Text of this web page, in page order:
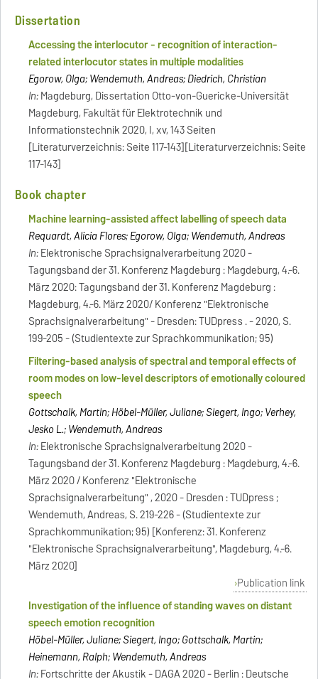
Dissertation
Accessing the interlocutor - recognition of interaction-
related interlocutor states in multiple modalities
Egorow, Olga; Wendemuth, Andreas; Diedrich, Christian
In:Magdeburg, Dissertation Otto-von-Guericke-Universität
Magdeburg, Fakultät für Elektrotechnik und
Informationstechnik 2020, I, xv, 143 Seiten
[Literaturverzeichnis: Seite 117-143][Literaturverzeichnis: Seite
117-143]
Book chapter
Machine learning-assisted affect labelling of speech data
Requardt, Alicia Flores; Egorow, Olga; Wendemuth, Andreas
In:Elektronische Sprachsignalverarbeitung 2020 -
Tagungsband der 31. Konferenz Magdeburg : Magdeburg, 4.-6.
März 2020: Tagungsband der 31. Konferenz Magdeburg :
Magdeburg, 4.-6. März 2020/ Konferenz "Elektronische
Sprachsignalverarbeitung" - Dresden: TUDpress . - 2020, S.
199-205 - (Studientexte zur Sprachkommunikation; 95)
Filtering-based analysis of spectral and temporal effects of
room modes on low-level descriptors of emotionally coloured
speech
Gottschalk, Martin; Höbel-Müller, Juliane; Siegert, Ingo; Verhey,
Jesko L.; Wendemuth, Andreas
In:Elektronische Sprachsignalverarbeitung 2020 -
Tagungsband der 31. Konferenz Magdeburg : Magdeburg, 4.-6.
März 2020 / Konferenz "Elektronische
Sprachsignalverarbeitung" , 2020 - Dresden : TUDpress ;
Wendemuth, Andreas, S. 219-226 - (Studientexte zur
Sprachkommunikation; 95) [Konferenz: 31. Konferenz
"Elektronische Sprachsignalverarbeitung", Magdeburg, 4.-6.
März 2020]
Publication link
Investigation of the influence of standing waves on distant
speech emotion recognition
Höbel-Müller, Juliane; Siegert, Ingo; Gottschalk, Martin;
Heinemann, Ralph; Wendemuth, Andreas
In:Fortschritte der Akustik - DAGA 2020 - Berlin : Deutsche